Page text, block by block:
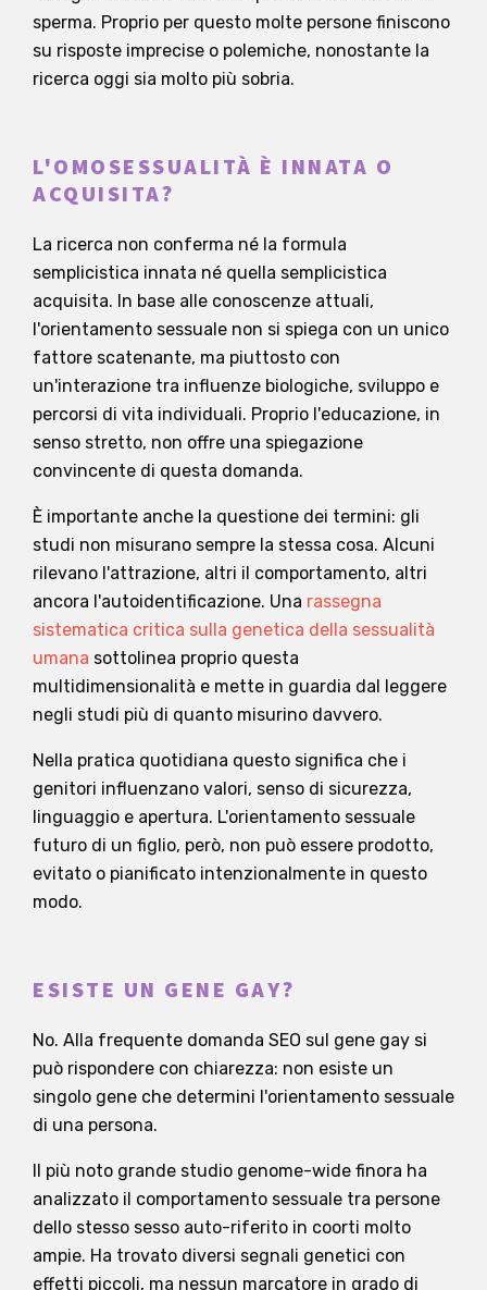
sperma. Proprio per questo molte persone finiscono
su risposte imprecise o polemiche, nonostante la
ricerca oggi sia molto più sobria.
L'OMOSESSUALITÀ È INNATA O
ACQUISITA?
La ricerca non conferma né la formula
semplicistica innata né quella semplicistica
acquisita. In base alle conoscenze attuali,
l'orientamento sessuale non si spiega con un unico
fattore scatenante, ma piuttosto con
un'interazione tra influenze biologiche, sviluppo e
percorsi di vita individuali. Proprio l'educazione, in
senso stretto, non offre una spiegazione
convincente di questa domanda.
È importante anche la questione dei termini: gli
studi non misurano sempre la stessa cosa. Alcuni
rilevano l'attrazione, altri il comportamento, altri
ancora l'autoidentificazione. Una rassegna
sistematica critica sulla genetica della sessualità
umana sottolinea proprio questa
multidimensionalità e mette in guardia dal leggere
negli studi più di quanto misurino davvero.
Nella pratica quotidiana questo significa che i
genitori influenzano valori, senso di sicurezza,
linguaggio e apertura. L'orientamento sessuale
futuro di un figlio, però, non può essere prodotto,
evitato o pianificato intenzionalmente in questo
modo.
ESISTE UN GENE GAY?
No. Alla frequente domanda SEO sul gene gay si
può rispondere con chiarezza: non esiste un
singolo gene che determini l'orientamento sessuale
di una persona.
Il più noto grande studio genome-wide finora ha
analizzato il comportamento sessuale tra persone
dello stesso sesso auto-riferito in coorti molto
ampie. Ha trovato diversi segnali genetici con
effetti piccoli, ma nessun marcatore in grado di